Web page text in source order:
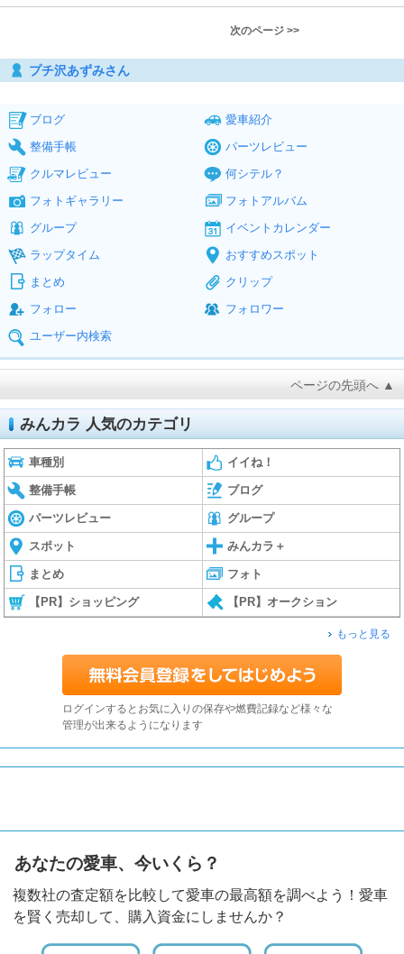
次のページ >>
プチ沢あずみさん
ブログ
愛車紹介
整備手帳
パーツレビュー
クルマレビュー
何シテル？
フォトギャラリー
フォトアルバム
グループ
イベントカレンダー
ラップタイム
おすすめスポット
まとめ
クリップ
フォロー
フォロワー
ユーザー内検索
ページの先頭へ ▲
みんカラ 人気のカテゴリ
車種別 イイね！
整備手帳 ブログ
パーツレビュー グループ
スポット みんカラ＋
まとめ フォト
【PR】ショッピング 【PR】オークション
もっと見る
ログインするとお気に入りの保存や燃費記録など様々な
管理が出来るようになります
あなたの愛車、今いくら？
複数社の査定額を比較して愛車の最高額を調べよう！愛車
を賢く売却して、購入資金にしませんか？